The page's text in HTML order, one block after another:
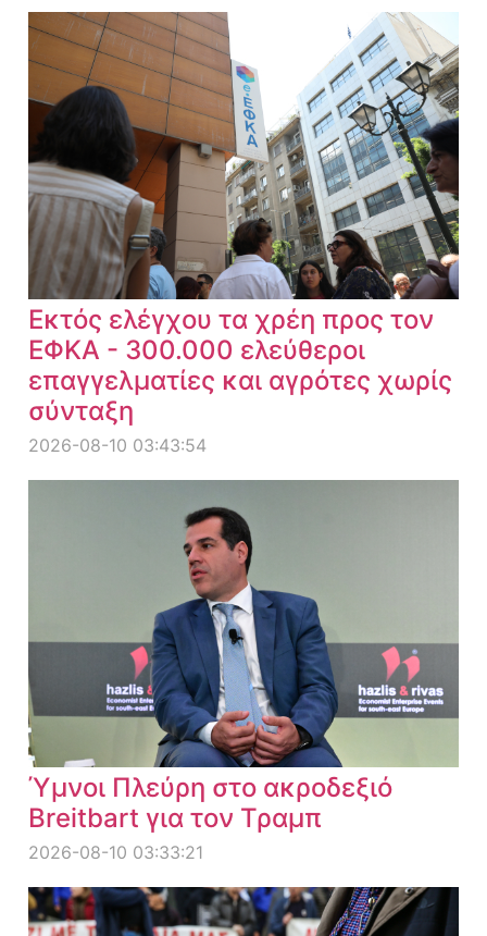
Εκτός ελέγχου τα χρέη προς τον
ΕΦΚΑ - 300.000 ελεύθεροι
επαγγελματίες και αγρότες χωρίς
σύνταξη
2026-08-10 03:43:54
Ύμνοι Πλεύρη στο ακροδεξιό
Breitbart για τον Τραμπ
2026-08-10 03:33:21